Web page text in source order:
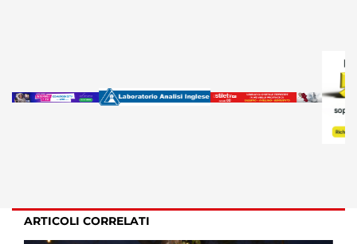
ARTICOLI CORRELATI